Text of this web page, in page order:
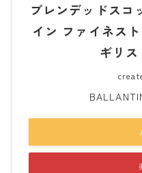
ブレンデッドスコ
イン ファイネス
ギリ